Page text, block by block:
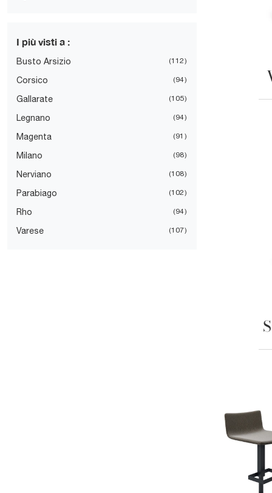
I più visti a :
Busto Arsizio 112
Corsico 94
Gallarate 105
Legnano 94
Magenta 91
Milano 98
Nerviano 108
Parabiago 102
Rho 94
Varese 107